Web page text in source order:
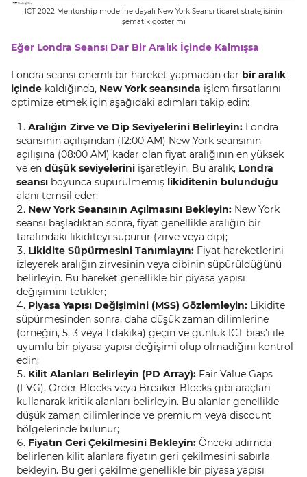
ICT 2022 Mentorship modeline dayalı New York Seansı ticaret stratejisinin
şematik gösterimi
Eğer Londra Seansı Dar Bir Aralık İçinde Kalmışsa
Londra seansı önemli bir hareket yapmadan dar bir aralık
içinde kaldığında, New York seansında işlem fırsatlarını
optimize etmek için aşağıdaki adımları takip edin:
Aralığın Zirve ve Dip Seviyelerini Belirleyin: Londra
seansının açılışından (12:00 AM) New York seansının
açılışına (08:00 AM) kadar olan fiyat aralığının en yüksek
ve en düşük seviyelerini işaretleyin. Bu aralık, Londra
seansı boyunca süpürülmemiş likiditenin bulunduğu
alanı temsil eder;
New York Seansının Açılmasını Bekleyin: New York
seansı başladıktan sonra, fiyat genellikle aralığın bir
tarafındaki likiditeyi süpürür (zirve veya dip);
Likidite Süpürmesini Tanımlayın: Fiyat hareketlerini
izleyerek aralığın zirvesinin veya dibinin süpürüldüğünü
belirleyin. Bu hareket genellikle bir piyasa yapısı
değişimini tetikler;
Piyasa Yapısı Değişimini (MSS) Gözlemleyin: Likidite
süpürmesinden sonra, daha düşük zaman dilimlerine
(örneğin, 5, 3 veya 1 dakika) geçin ve günlük ICT bias’ı ile
uyumlu bir piyasa yapısı değişimi olup olmadığını kontrol
edin;
Kilit Alanları Belirleyin (PD Array): Fair Value Gaps
(FVG), Order Blocks veya Breaker Blocks gibi araçları
kullanarak kritik alanları belirleyin. Bu alanlar genellikle
düşük zaman dilimlerinde ve premium veya discount
bölgelerinde bulunur;
Fiyatın Geri Çekilmesini Bekleyin: Önceki adımda
belirlenen kilit alanlara fiyatın geri çekilmesini sabırla
bekleyin. Bu geri çekilme genellikle bir piyasa yapısı